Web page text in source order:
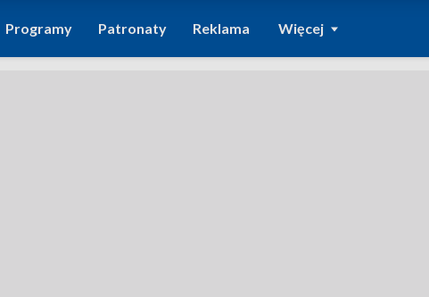
Programy Patronaty Reklama Więcej